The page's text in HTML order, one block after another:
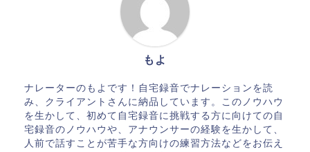
もよ
ナレーターのもよです！自宅録音でナレーションを読
み、クライアントさんに納品しています。このノウハウ
を生かして、初めて自宅録音に挑戦する方に向けての自
宅録音のノウハウや、アナウンサーの経験を生かして、
人前で話すことが苦手な方向けの練習方法などをお伝え